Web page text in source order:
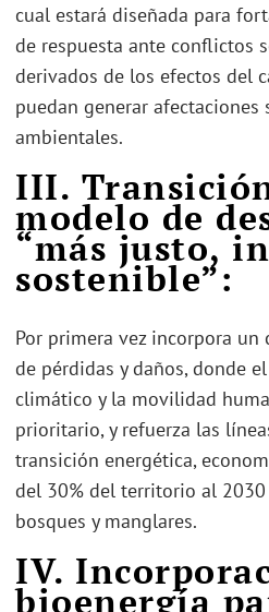
cual estará diseñada para
de respuesta ante conflictos
derivados de los efectos del
puedan generar afectaciones
ambientales.
III.
modelo de
“más justo,
sostenible”:
Por primera vez incorpora un
de pérdidas y daños, donde
climático y la movilidad
prioritario, y refuerza las
transición energética,
del 30% del territorio al
bosques y manglares.
IV.
bioenergía